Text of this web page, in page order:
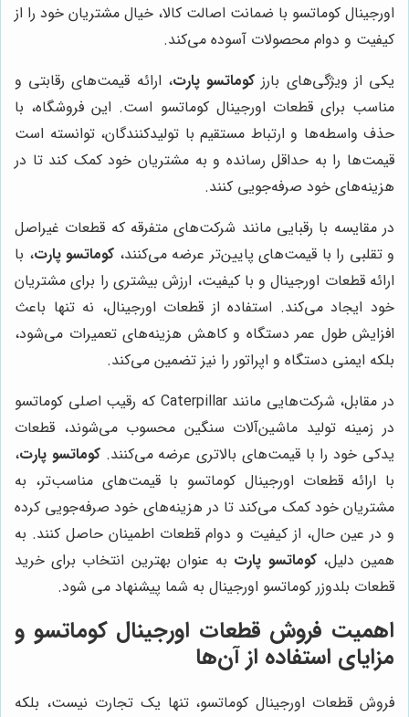
اورجینال کوماتسو با ضمانت اصالت کالا، خیال مشتریان خود را از
کیفیت و دوام محصولات آسوده می‌کند.
یکی از ویژگی‌های بارز کوماتسو پارت، ارائه قیمت‌های رقابتی و
مناسب برای قطعات اورجینال کوماتسو است. این فروشگاه، با
حذف واسطه‌ها و ارتباط مستقیم با تولیدکنندگان، توانسته است
قیمت‌ها را به حداقل رسانده و به مشتریان خود کمک کند تا در
هزینه‌های خود صرفه‌جویی کنند.
در مقایسه با رقبایی مانند شرکت‌های متفرقه که قطعات غیراصل
و تقلبی را با قیمت‌های پایین‌تر عرضه می‌کنند، کوماتسو پارت، با
ارائه قطعات اورجینال و با کیفیت، ارزش بیشتری را برای مشتریان
خود ایجاد می‌کند. استفاده از قطعات اورجینال، نه تنها باعث
افزایش طول عمر دستگاه و کاهش هزینه‌های تعمیرات می‌شود،
بلکه ایمنی دستگاه و اپراتور را نیز تضمین می‌کند.
در مقابل، شرکت‌هایی مانند Caterpillar که رقیب اصلی کوماتسو
در زمینه تولید ماشین‌آلات سنگین محسوب می‌شوند، قطعات
یدکی خود را با قیمت‌های بالاتری عرضه می‌کنند.کوماتسو پارت،
با ارائه قطعات اورجینال کوماتسو با قیمت‌های مناسب‌تر، به
مشتریان خود کمک می‌کند تا در هزینه‌های خود صرفه‌جویی کرده
و در عین حال، از کیفیت و دوام قطعات اطمینان حاصل کنند. به
همین دلیل،کوماتسو پارت به عنوان بهترین انتخاب برای خرید
قطعات بلدوزر کوماتسو اورجینال به شما پیشنهاد می شود.
اهمیت فروش قطعات اورجینال کوماتسو و
مزایای استفاده از آن‌ها
فروش قطعات اورجینال کوماتسو، تنها یک تجارت نیست، بلکه